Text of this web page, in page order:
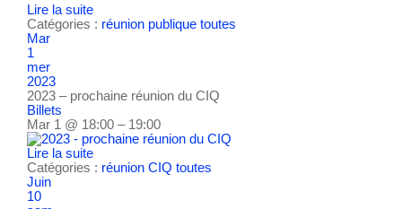
Lire la suite
Catégories : réunion publique toutes
Mar
1
mer
2023
2023 – prochaine réunion du CIQ
Billets
Mar 1 @ 18:00 – 19:00
Lire la suite
Catégories : réunion CIQ toutes
Juin
10